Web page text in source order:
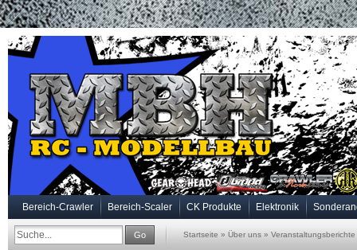
Bereich-Crawler Bereich-Scaler CK Produkte Elektronik
Go Startseite » Über uns » Veranstaltungsberichte